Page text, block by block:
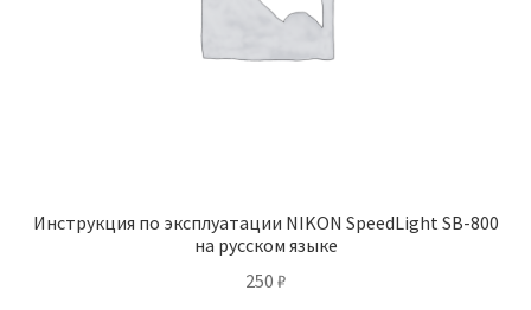
Инструкция по эксплуатации NIKON SpeedLight SB-800
на русском языке
250 ₽